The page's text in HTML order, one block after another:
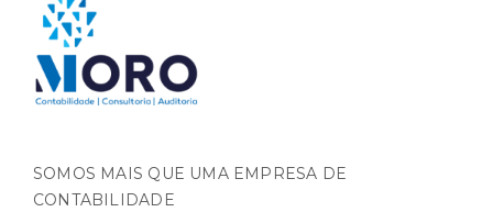
SOMOS MAIS QUE UMA EMPRESA DE
CONTABILIDADE